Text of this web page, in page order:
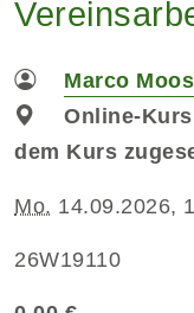
Marco
Online-
dem Kurs
Mo. 14.09.2026,
26W19110